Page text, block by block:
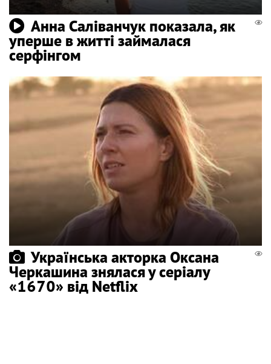
Анна Саліванчук показала, як
уперше в житті займалася
серфінгом
Українська акторка Оксана
Черкашина знялася у серіалу
«1670» від Netflix